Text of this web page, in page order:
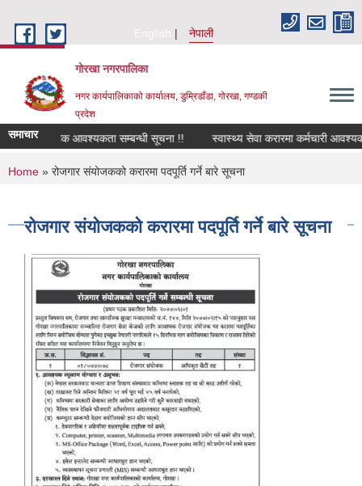
English
नेपाली
गोरखा नगरपालिका
नगर कार्यपालिकाको कार्यालय, डुम्रिडाँडा, गोरखा, गण्डकी
प्रदेश
समाचार
सवारी चालक आवश्यकता सम्बन्धी सूचना !! स्वास्थ्य सेवा करारमा कर्मचारी
You are here
Home » रोजगार संयोजकको करारमा पदपूर्ति गर्ने बारे सूचना
रोजगार संयोजकको करारमा पदपूर्ति गर्ने बारे सूचना